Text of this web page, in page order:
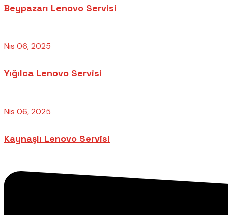
Beypazarı Lenovo Servisi
Nis 06, 2025
Yığılca Lenovo Servisi
Nis 06, 2025
Kaynaşlı Lenovo Servisi